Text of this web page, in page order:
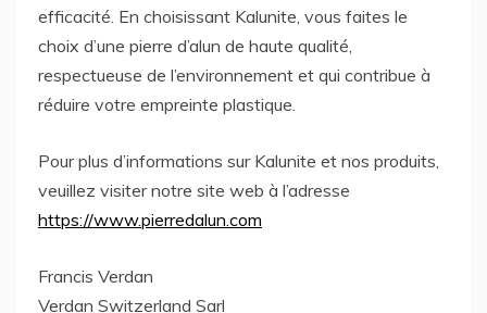
efficacité. En choisissant Kalunite, vous faites le
choix d’une pierre d’alun de haute qualité,
respectueuse de l’environnement et qui contribue à
réduire votre empreinte plastique.
Pour plus d’informations sur Kalunite et nos produits,
veuillez visiter notre site web à l’adresse
https://www.pierredalun.com
Francis Verdan
Verdan Switzerland Sarl